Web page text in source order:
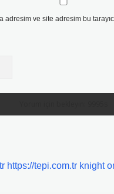
adresim ve site adresim bu
https://tepi.com.tr knight